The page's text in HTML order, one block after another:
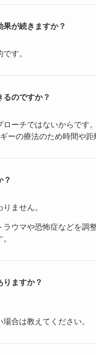
が続きますか？
す。
るのですか？
ーチではないからです。
ーの療法のため時間や距
？
ません。
ラウマや恐怖症などを調
りますか？
合は教えてください。